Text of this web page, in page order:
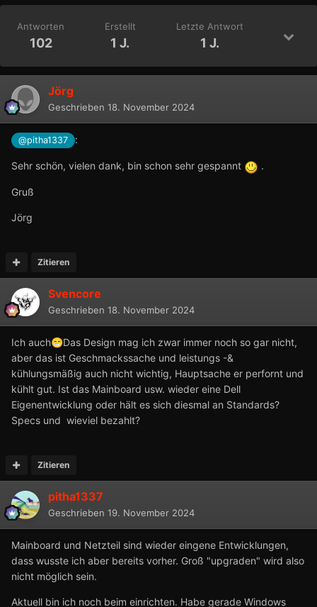
Antworten
102
Erstellt
1 J.
Letzte Antwort
1 J.
Jörg
Geschrieben 18. November 2024
@pitha1337 :
Sehr schön, vielen dank, bin schon sehr gespannt .
Gruß
Jörg
Zitieren
Svencore
Geschrieben 18. November 2024
Ich auch😁Das Design mag ich zwar immer noch so gar nicht,
aber das ist Geschmackssache und leistungs -&
kühlungsmäßig auch nicht wichtig, Hauptsache er perfornt und
kühlt gut. Ist das Mainboard usw. wieder eine Dell
Eigenentwicklung oder hält es sich diesmal an Standards?
Specs und wieviel bezahlt?
Zitieren
pitha1337
Geschrieben 19. November 2024
Mainboard und Netzteil sind wieder eingene Entwicklungen,
dass wusste ich aber bereits vorher. Groß "upgraden" wird also
nicht möglich sein.
Aktuell bin ich noch beim einrichten. Habe gerade Windows